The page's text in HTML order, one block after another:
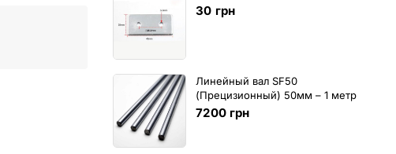
30 грн
Линейный вал SF50
(Прецизионный) 50мм – 1 метр
7200 грн